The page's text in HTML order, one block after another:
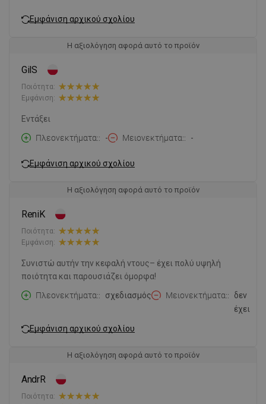
Εμφάνιση αρχικού σχολίου
Η αξιολόγηση αφορά αυτό το προϊόν
GilS
Ποιότητα:
Εμφάνιση:
Εντάξει
Πλεονεκτήματα:
- Μειονεκτήματα: -
Εμφάνιση αρχικού σχολίου
Η αξιολόγηση αφορά αυτό το προϊόν
ReniK
Ποιότητα:
Εμφάνιση:
Συνιστώ αυτήν την κεφαλή ντους– έχει πολύ υψηλή
ποιότητα και παρουσιάζει όμορφα!
Πλεονεκτήματα:
σχεδιασμός Μειονεκτήματα:
δεν
έχει
Εμφάνιση αρχικού σχολίου
Η αξιολόγηση αφορά αυτό το προϊόν
AndrR
Ποιότητα: